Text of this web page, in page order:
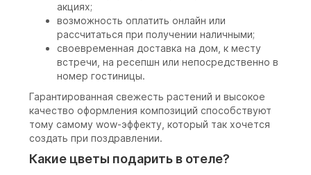
акциях;
возможность оплатить онлайн или
рассчитаться при получении наличными;
своевременная доставка на дом, к месту
встречи, на ресепшн или непосредственно в
номер гостиницы.
Гарантированная свежесть растений и высокое
качество оформления композиций способствуют
тому самому wow-эффекту, который так хочется
создать при поздравлении.
Какие цветы подарить в отеле?